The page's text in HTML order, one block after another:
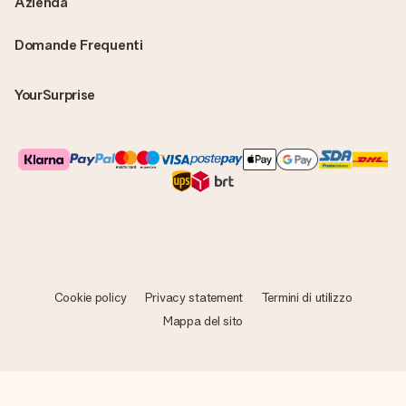
Domande Frequenti
YourSurprise
Cookie policy Privacy statement
Termini di utilizzo
Mappa del sito